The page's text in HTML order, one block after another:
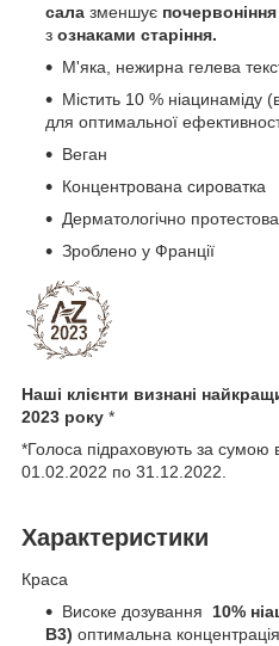
сала зменшує почервоніння
з ознаками старіння.
М'яка, нежирна гелева
Містить 10 % ніацинаміду
для оптимальної
Веган
Концентрована сироватка
Дерматологічно
Зроблено у Франції
Наші клієнти визнані
2023 року *
*Голоса підраховують за сумою
01.02.2022 по 31.12.2022.
Характеристики
Краса
Високе дозування 10%
B3) оптимальна